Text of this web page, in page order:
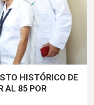
HISTÓRICO DE
AL 85 POR